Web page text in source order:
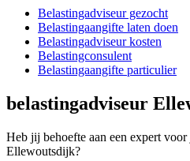
Belastingadviseur gezocht
Belastingaangifte laten doen
Belastingadviseur kosten
Belastingconsulent
Belastingaangifte particulier
belastingadviseur
Heb jij behoefte aan een expert
Ellewoutsdijk?